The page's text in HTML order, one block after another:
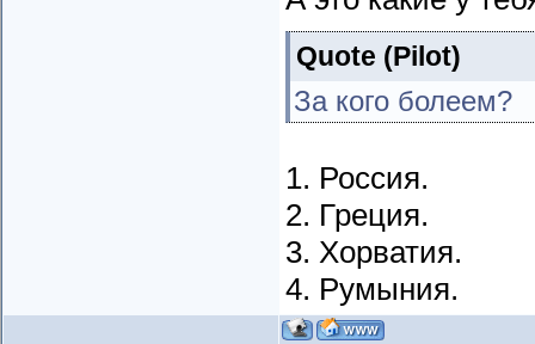
Quote (Pilot)
За кого болеем?
1. Россия.
2. Греция.
3. Хорватия.
4. Румыния.